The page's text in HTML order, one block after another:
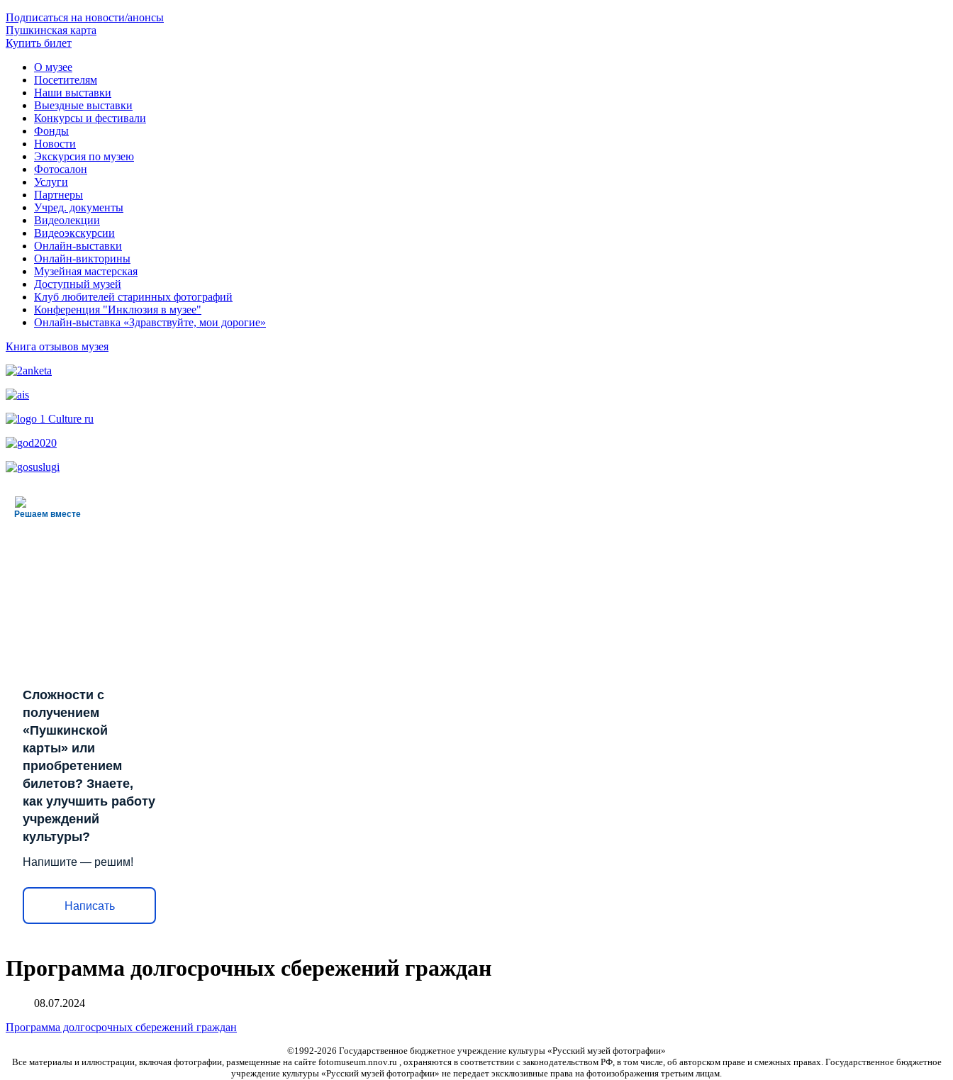
Подписаться на новости/анонсы
Пушкинская карта
Купить билет
О музее
Посетителям
Наши выставки
Выездные выставки
Конкурсы и фестивали
Фонды
Новости
Экскурсия по музею
Фотосалон
Услуги
Партнеры
Учред. документы
Видеолекции
Видеоэкскурсии
Онлайн-выставки
Онлайн-викторины
Музейная мастерская
Доступный музей
Клуб любителей старинных фотографий
Конференция "Инклюзия в музее"
Онлайн-выставка «Здравствуйте, мои дорогие»
Книга отзывов музея
Решаем вместе
Сложности с
получением
«Пушкинской
карты» или
приобретением
билетов? Знаете,
как улучшить работу
учреждений
культуры?
Напишите — решим!
Написать
Программа долгосрочных сбережений граждан
08.07.2024
Программа долгосрочных сбережений граждан
©1992-2026 Государственное бюджетное учреждение культуры «Русский музей фотографии»
Все материалы и иллюстрации, включая фотографии, размещенные на сайте fotomuseum.nnov.ru , охраняются в соответствии с законодательством РФ, в том числе, об авторском праве и смежных правах. Государственное бюджетное
учреждение культуры «Русский музей фотографии» не передает эксклюзивные права на фотоизображения третьим лицам.